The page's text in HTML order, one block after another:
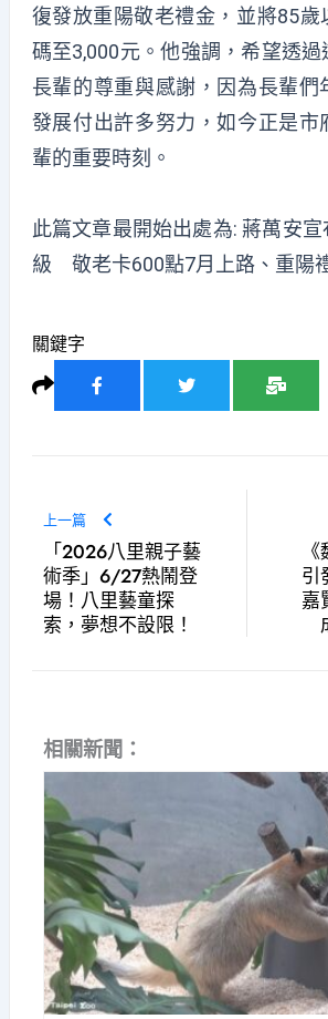
復發放重陽敬老禮金，並將85歲
碼至3,000元。他強調，希望透
長輩的尊重與感謝，因為長輩們
發展付出許多努力，如今正是市
輩的重要時刻。
此篇文章最開始出處為:蔣萬安宣
級 敬老卡600點7月上路、重陽
關鍵字
上一篇
「2026八里親子藝
術季」6/27熱鬧登
場！八里藝童探
索，夢想不設限！
引
嘉
相關新聞：